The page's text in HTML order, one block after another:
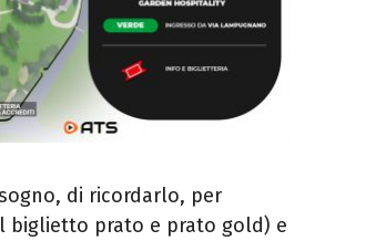
di ricordarlo, per
biglietto prato e prato gold) e